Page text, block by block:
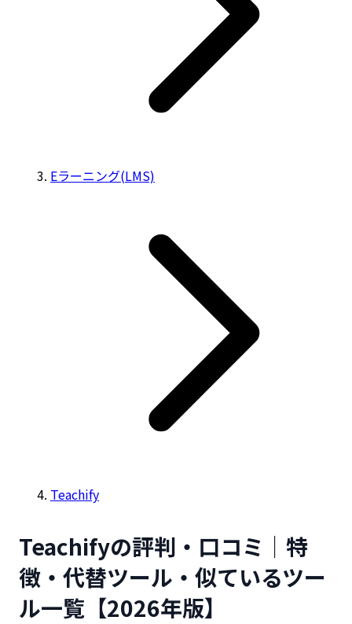
Eラーニング(LMS)
Teachify
Teachifyの評判・口コミ｜特
徴・代替ツール・似ているツー
ル一覧【2026年版】